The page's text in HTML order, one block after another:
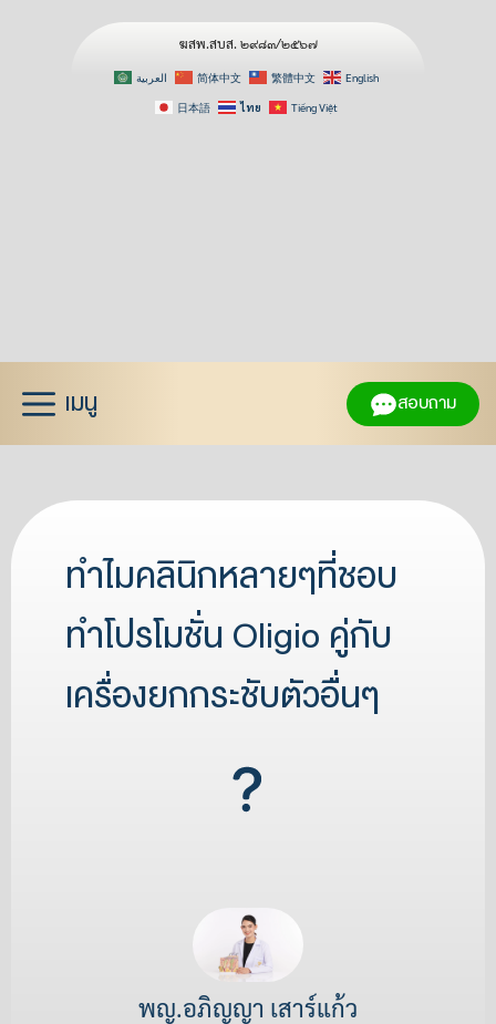
ฆสพ.สบส. ๒๙๘๓/๒๕๖๗
العربية 简体中文 繁體中文 English
日本語 ไทย Tiếng Việt
เมนู สอบถาม
ทำไมคลินิกหลายๆที่ชอบ
ทำโปรโมชั่น Oligio คู่กับ
เครื่องยกกระชับตัวอื่นๆ
พญ.อภิญญา เสาร์แก้ว